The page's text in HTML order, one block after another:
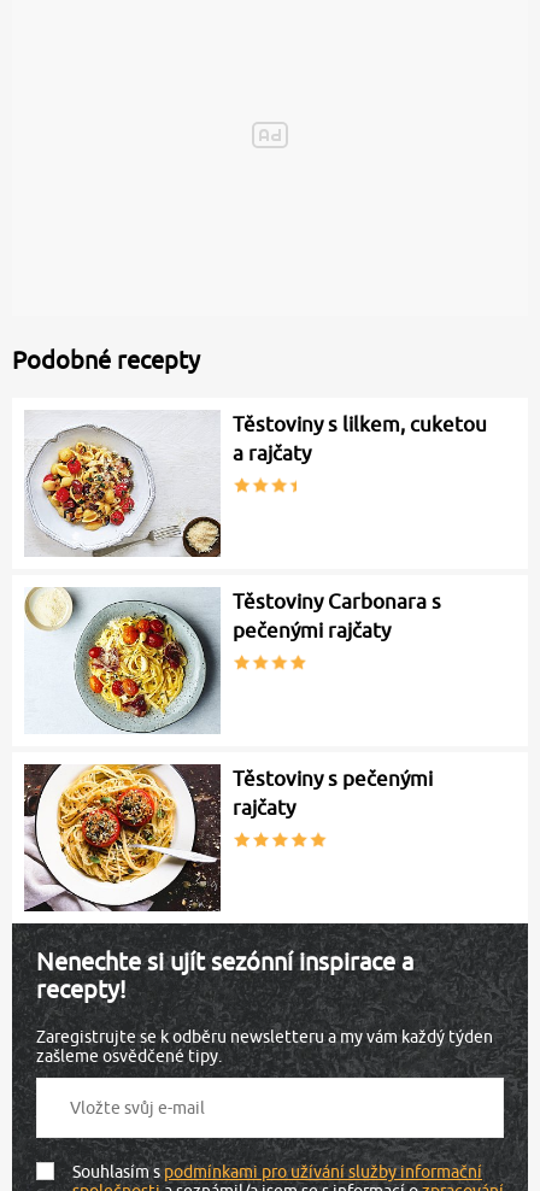
Podobné recepty
Těstoviny s lilkem, cuketou
a rajčaty
Těstoviny Carbonara s
pečenými rajčaty
Těstoviny s pečenými
rajčaty
Nenechte si ujít sezónní inspirace a
recepty!
Zaregistrujte se k odběru newsletteru a my vám každý týden
zašleme osvědčené tipy.
Souhlasím spodmínkami pro užívání služby informační